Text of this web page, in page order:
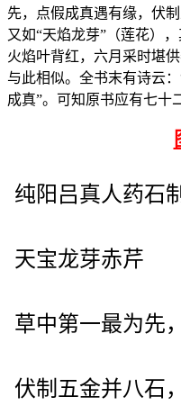
先，点假成真遇有缘，伏
又如“天焰龙芽”（莲花）
火焰叶背红，六月采时堪
与此相似。全书末有诗云
成真”。可知原书应有七十
纯阳吕真人药石制
天宝龙芽赤芹
草中第一最为先
伏制五金并八石